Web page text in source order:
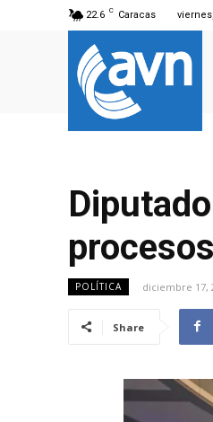
22.6 C Caracas
POLÍTICA diciembre 17,
Share